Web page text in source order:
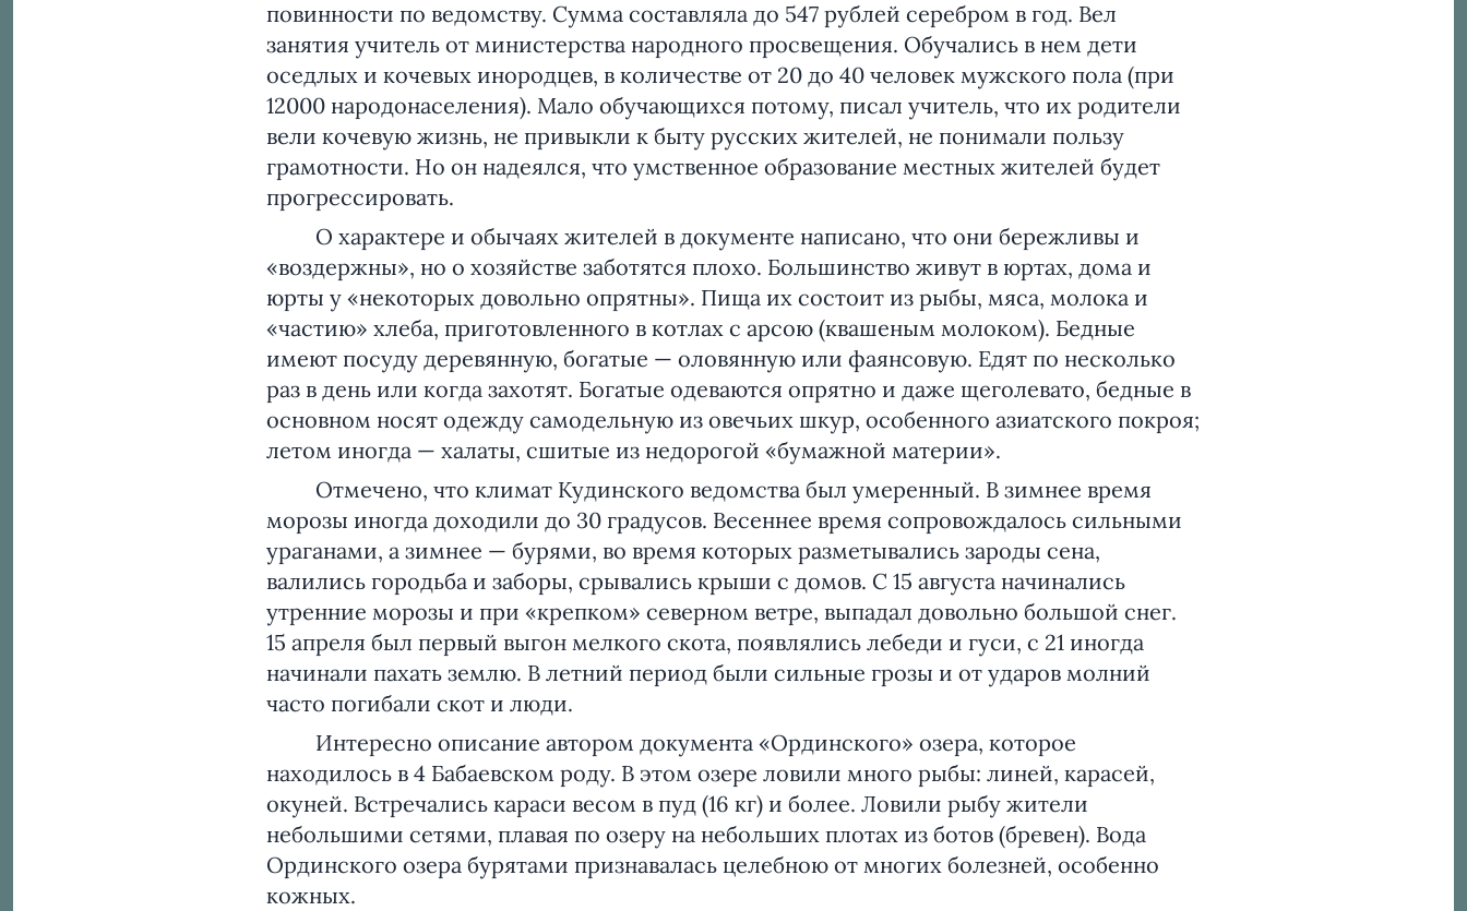
повинности по ведомству. Сумма составляла до 547 рублей серебром в год. Вел
занятия учитель от министерства народного просвещения. Обучались в нем дети
оседлых и кочевых инородцев, в количестве от 20 до 40 человек мужского пола (при
12000 народонаселения). Мало обучающихся потому, писал учитель, что их родители
вели кочевую жизнь, не привыкли к быту русских жителей, не понимали пользу
грамотности. Но он надеялся, что умственное образование местных жителей будет
прогрессировать.
О характере и обычаях жителей в документе написано, что они бережливы и
«воздержны», но о хозяйстве заботятся плохо. Большинство живут в юртах, дома и
юрты у «некоторых довольно опрятны». Пища их состоит из рыбы, мяса, молока и
«частию» хлеба, приготовленного в котлах с арсою (квашеным молоком). Бедные
имеют посуду деревянную, богатые — оловянную или фаянсовую. Едят по несколько
раз в день или когда захотят. Богатые одеваются опрятно и даже щеголевато, бедные в
основном носят одежду самодельную из овечьих шкур, особенного азиатского покроя;
летом иногда — халаты, сшитые из недорогой «бумажной материи».
Отмечено, что климат Кудинского ведомства был умеренный. В зимнее время
морозы иногда доходили до 30 градусов. Весеннее время сопровождалось сильными
ураганами, а зимнее — бурями, во время которых разметывались зароды сена,
валились городьба и заборы, срывались крыши с домов. С 15 августа начинались
утренние морозы и при «крепком» северном ветре, выпадал довольно большой снег.
15 апреля был первый выгон мелкого скота, появлялись лебеди и гуси, с 21 иногда
начинали пахать землю. В летний период были сильные грозы и от ударов молний
часто погибали скот и люди.
Интересно описание автором документа «Ординского» озера, которое
находилось в 4 Бабаевском роду. В этом озере ловили много рыбы: линей, карасей,
окуней. Встречались караси весом в пуд (16 кг) и более. Ловили рыбу жители
небольшими сетями, плавая по озеру на небольших плотах из ботов (бревен). Вода
Ординского озера бурятами признавалась целебною от многих болезней, особенно
кожных.